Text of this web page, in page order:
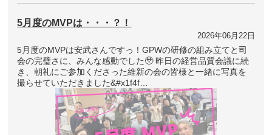
5月度のMVPは・・・？！
2026年06月22日
5月度のMVPは安武さんですっ！GPWの研修の組み立てと司
会の完璧さに、みんな感動でした🥹 昨日の経営品質会議に続
き、朝礼にご参加くださった維新の会の皆様と一緒に写真を
撮らせていただきました&#x1f4f…